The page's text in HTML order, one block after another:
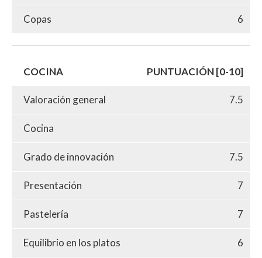
Copas 6
COCINA PUNTUACIÓN [0-10]
Valoración general 7.5
Cocina
Grado de innovación 7.5
Presentación 7
Pastelería 7
Equilibrio en los platos 6